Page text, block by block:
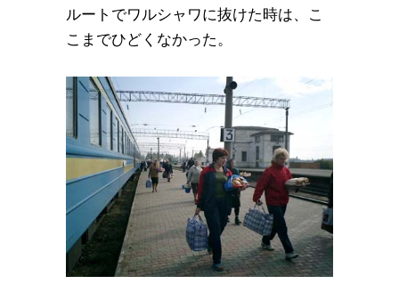
ルートでワルシャワに抜けた時は、こ
こまでひどくなかった。